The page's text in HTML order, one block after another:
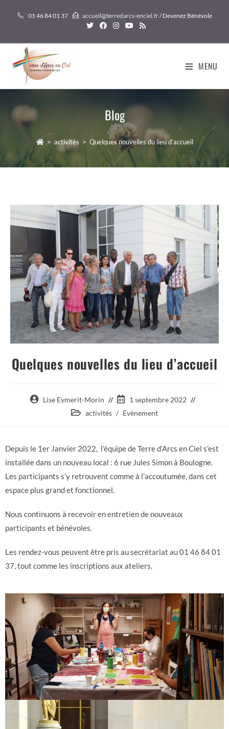
01 46 84 01 37 accueil@terredarcs-enciel.fr/ Devenez Bénévole
MENU
Blog
> activités > Quelques nouvelles du lieu d’accueil
Quelques nouvelles du lieu d’accueil
Lise Eymerit-Morin
1 septembre 2022
activités / Evènement
Depuis le 1er Janvier 2022, l’équipe de Terre d’Arcs en Ciel s’est
installée dans un nouveau local : 6 rue Jules Simon à Boulogne.
Les participants s’y retrouvent comme à l’accoutumée, dans cet
espace plus grand et fonctionnel.
Nous continuons à recevoir en entretien de nouveaux
participants et bénévoles.
Les rendez-vous peuvent être pris au secrétariat au 01 46 84 01
37, tout comme les inscriptions aux ateliers.